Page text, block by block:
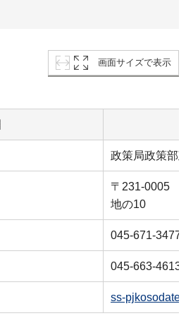
画面サイズで表示
政策局政策部
〒231-0005
地の10
045-671-3477
045-663-4613
ss-